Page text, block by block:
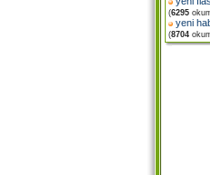
(6295
yeni
(8704